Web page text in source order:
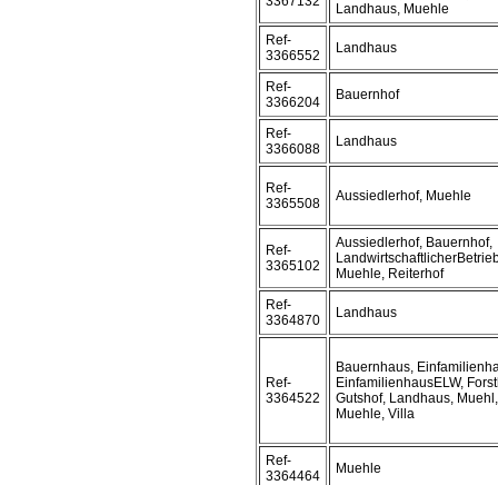
Landhaus, Muehle
Ref-
3366552
Landhaus
Ref-
3366204
Bauernhof
Ref-
3366088
Landhaus
Ref-
3365508
Aussiedlerhof, Muehle
Ref-
3365102
Aussiedlerhof, Bauernhof,
Muehle, Reiterhof
Ref-
3364870
Landhaus
Ref-
3364522
Bauernhaus,
EinfamilienhausELW,
Gutshof, Landhaus, Muehl,
Muehle, Villa
Ref-
3364464
Muehle